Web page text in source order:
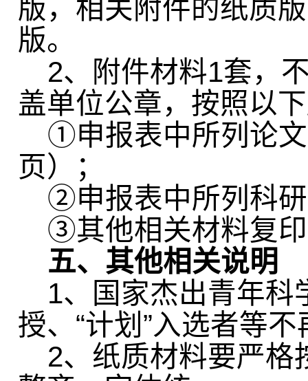
版，相关附件的纸质
版。
2、附件材料1套，
盖单位公章，按照以
①申报表中所列论
页）；
②申报表中所列科
③其他相关材料复
五、其他相关说明
1、国家杰出青年科
授、“计划”入选者等
2、纸质材料要严格